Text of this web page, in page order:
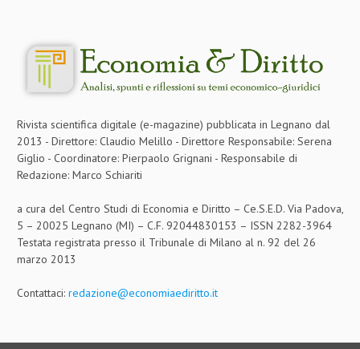
Rivista scientifica digitale (e-magazine) pubblicata in Legnano dal
2013 - Direttore: Claudio Melillo - Direttore Responsabile: Serena
Giglio - Coordinatore: Pierpaolo Grignani - Responsabile di
Redazione: Marco Schiariti
a cura del Centro Studi di Economia e Diritto – Ce.S.E.D. Via Padova,
5 – 20025 Legnano (MI) – C.F. 92044830153 – ISSN 2282-3964
Testata registrata presso il Tribunale di Milano al n. 92 del 26
marzo 2013
Contattaci: redazione@economiaediritto.it